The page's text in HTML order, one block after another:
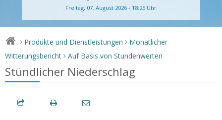
Freitag, 07. August 2026 - 18:25 Uhr
> Produkte und Dienstleistungen > Monatlicher
Witterungsbericht > Auf Basis von Stundenwerten
Stündlicher Niederschlag